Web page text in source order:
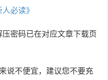
人必读》
密码已在对应文章下载页
说不便宜，建议您不要充